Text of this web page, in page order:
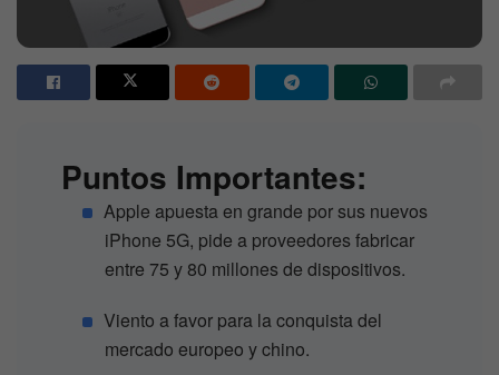
Puntos Importantes:
Apple apuesta en grande por sus nuevos
iPhone 5G, pide a proveedores fabricar
entre 75 y 80 millones de dispositivos.
Viento a favor para la conquista del
mercado europeo y chino.